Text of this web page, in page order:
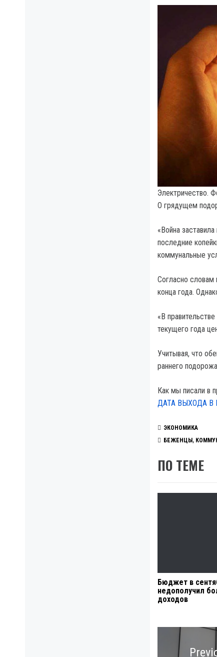
Электричество.
О грядущем
«Война
последние
коммунальные
Согласно словам
конца года.
«В
текущего года
Учитывая, что
раннего
Как мы писали в
ДАТА ВЫХОДА
ЭКОНОМИКА
БЕЖЕНЦЫ,
ПО ТЕМЕ
Бюджет в
недополучил
доходов
Навигация